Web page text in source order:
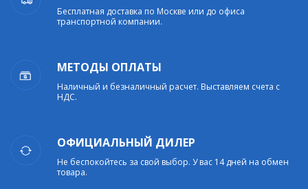
Бесплатная доставка по Москве или до офиса
транспортной компании.
МЕТОДЫ ОПЛАТЫ
Наличный и безналичный расчет. Выставляем счета с
НДС.
ОФИЦИАЛЬНЫЙ ДИЛЕР
Не беспокойтесь за свой выбор. У вас 14 дней на обмен
товара.